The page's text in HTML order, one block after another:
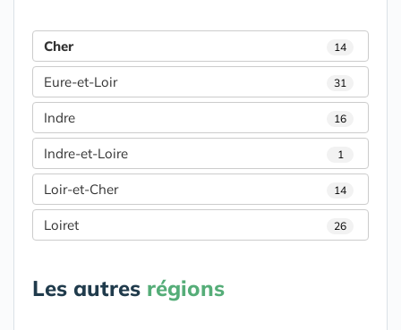
Cher 14
Eure-et-Loir 31
Indre 16
Indre-et-Loire 1
Loir-et-Cher 14
Loiret 26
Les autres régions